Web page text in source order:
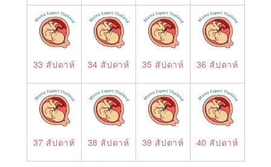
33 สัปดาห์ 34 สัปดาห์ 35 สัปดาห์ 36 สัปดาห์
37 สัปดาห์ 38 สัปดาห์ 39 สัปดาห์ 40 สัปดาห์